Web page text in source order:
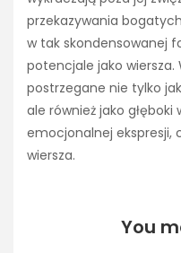
przekazywania
w tak skondensowanej
potencjale jako wiersza.
postrzegane nie tylko
ale również jako
emocjonalnej ekspresji,
wiersza.
You